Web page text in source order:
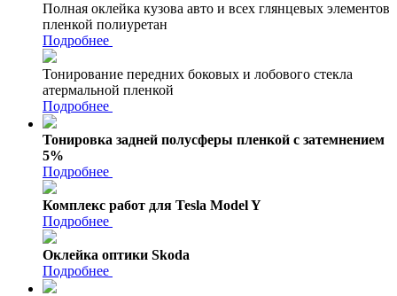
Полная оклейка кузова авто и всех глянцевых элементов
пленкой полиуретан
Подробнее
Тонирование передних боковых и лобового стекла
атермальной пленкой
Подробнее
Тонировка задней полусферы пленкой с затемнением
5%
Подробнее
Комплекс работ для Tesla Model Y
Подробнее
Оклейка оптики Skoda
Подробнее